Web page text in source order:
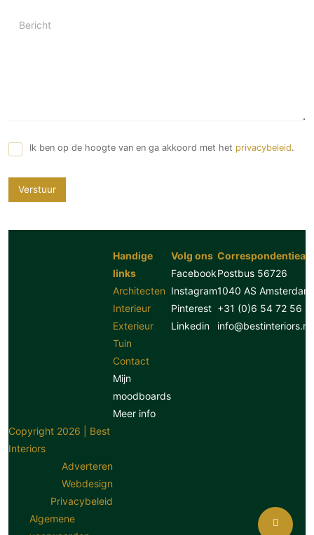
Bericht
Ik ben op de hoogte van en ga akkoord met het privacybeleid.
Verstuur
Handige
links
Architecten
Interieur
Exterieur
Tuin
Contact
Mijn
moodboards
Meer info
Volg ons
Facebook
Instagram
Pinterest
Linkedin
Postbus 56726
1040 AS Amsterdam
+31 (0)6 54 72 56
info@bestinteriors.nl
Copyright 2026 | Best
Interiors
Adverteren
Webdesign
Privacybeleid
Algemene